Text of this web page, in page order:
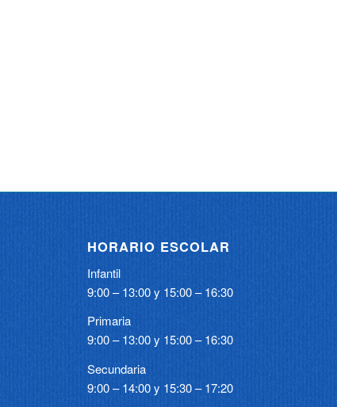
HORARIO ESCOLAR
Infantil
9:00 – 13:00 y 15:00 – 16:30
Primaria
9:00 – 13:00 y 15:00 – 16:30
Secundaria
9:00 – 14:00 y 15:30 – 17:20